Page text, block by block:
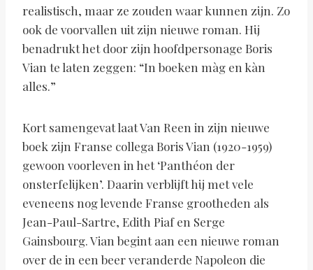
realistisch, maar ze zouden waar kunnen zijn. Zo
ook de voorvallen uit zijn nieuwe roman. Hij
benadrukt het door zijn hoofdpersonage Boris
Vian te laten zeggen: “In boeken màg en kàn
alles.”
Kort samengevat laat Van Reen in zijn nieuwe
boek zijn Franse collega Boris Vian (1920-1959)
gewoon voorleven in het ‘Panthéon der
onsterfelijken’. Daarin verblijft hij met vele
eveneens nog levende Franse grootheden als
Jean-Paul-Sartre, Edith Piaf en Serge
Gainsbourg. Vian begint aan een nieuwe roman
over de in een beer veranderde Napoleon die